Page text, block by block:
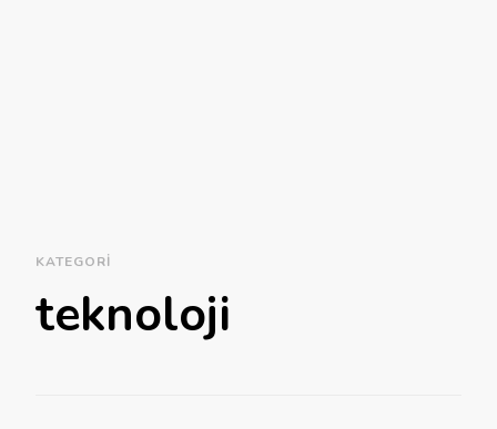
KATEGORI
teknoloji